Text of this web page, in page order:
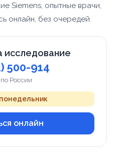
Siemens, опытные врачи,
онлайн, без очередей.
исследование
500-914
России
онлайн